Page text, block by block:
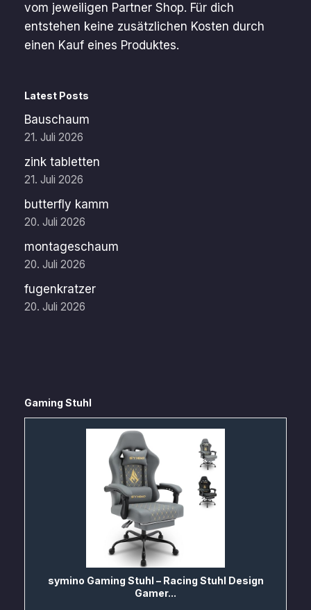
vom jeweiligen Partner Shop. Für dich
entstehen keine zusätzlichen Kosten durch
einen Kauf eines Produktes.
Latest Posts
Bauschaum
21. Juli 2026
zink tabletten
21. Juli 2026
butterfly kamm
20. Juli 2026
montageschaum
20. Juli 2026
fugenkratzer
20. Juli 2026
Gaming Stuhl
symino Gaming Stuhl – Racing Stuhl Design
Gamer...